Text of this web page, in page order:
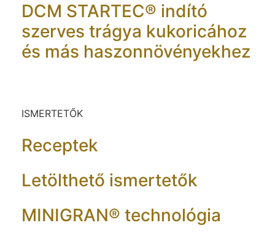
DCM STARTEC® indító
szerves trágya kukoricához
és más haszonnövényekhez
ISMERTETŐK
Receptek
Letölthető ismertetők
MINIGRAN® technológia